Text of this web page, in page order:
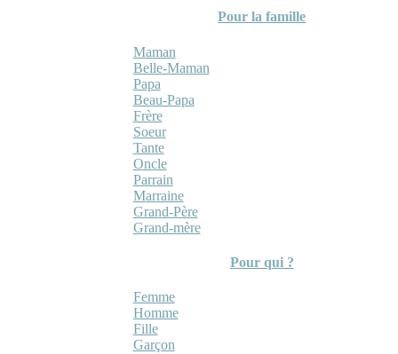
Pour la famille
Maman
Belle-Maman
Papa
Beau-Papa
Frère
Soeur
Tante
Oncle
Parrain
Marraine
Grand-Père
Grand-mère
Pour qui ?
Femme
Homme
Fille
Garçon